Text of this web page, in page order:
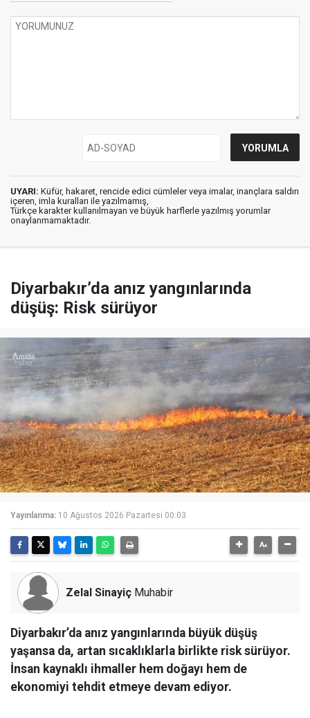
UYARI: Küfür, hakaret, rencide edici cümleler veya imalar, inançlara saldırı
içeren, imla kuralları ile yazılmamış,
Türkçe karakter kullanılmayan ve büyük harflerle yazılmış yorumlar
onaylanmamaktadır.
Diyarbakır’da anız yangınlarında
düşüş: Risk sürüyor
Yayınlanma: 10 Ağustos 2026 Pazartesi 00:03
Zelal Sinayiç Muhabir
Diyarbakır’da anız yangınlarında büyük düşüş
yaşansa da, artan sıcaklıklarla birlikte risk sürüyor.
İnsan kaynaklı ihmaller hem doğayı hem de
ekonomiyi tehdit etmeye devam ediyor.